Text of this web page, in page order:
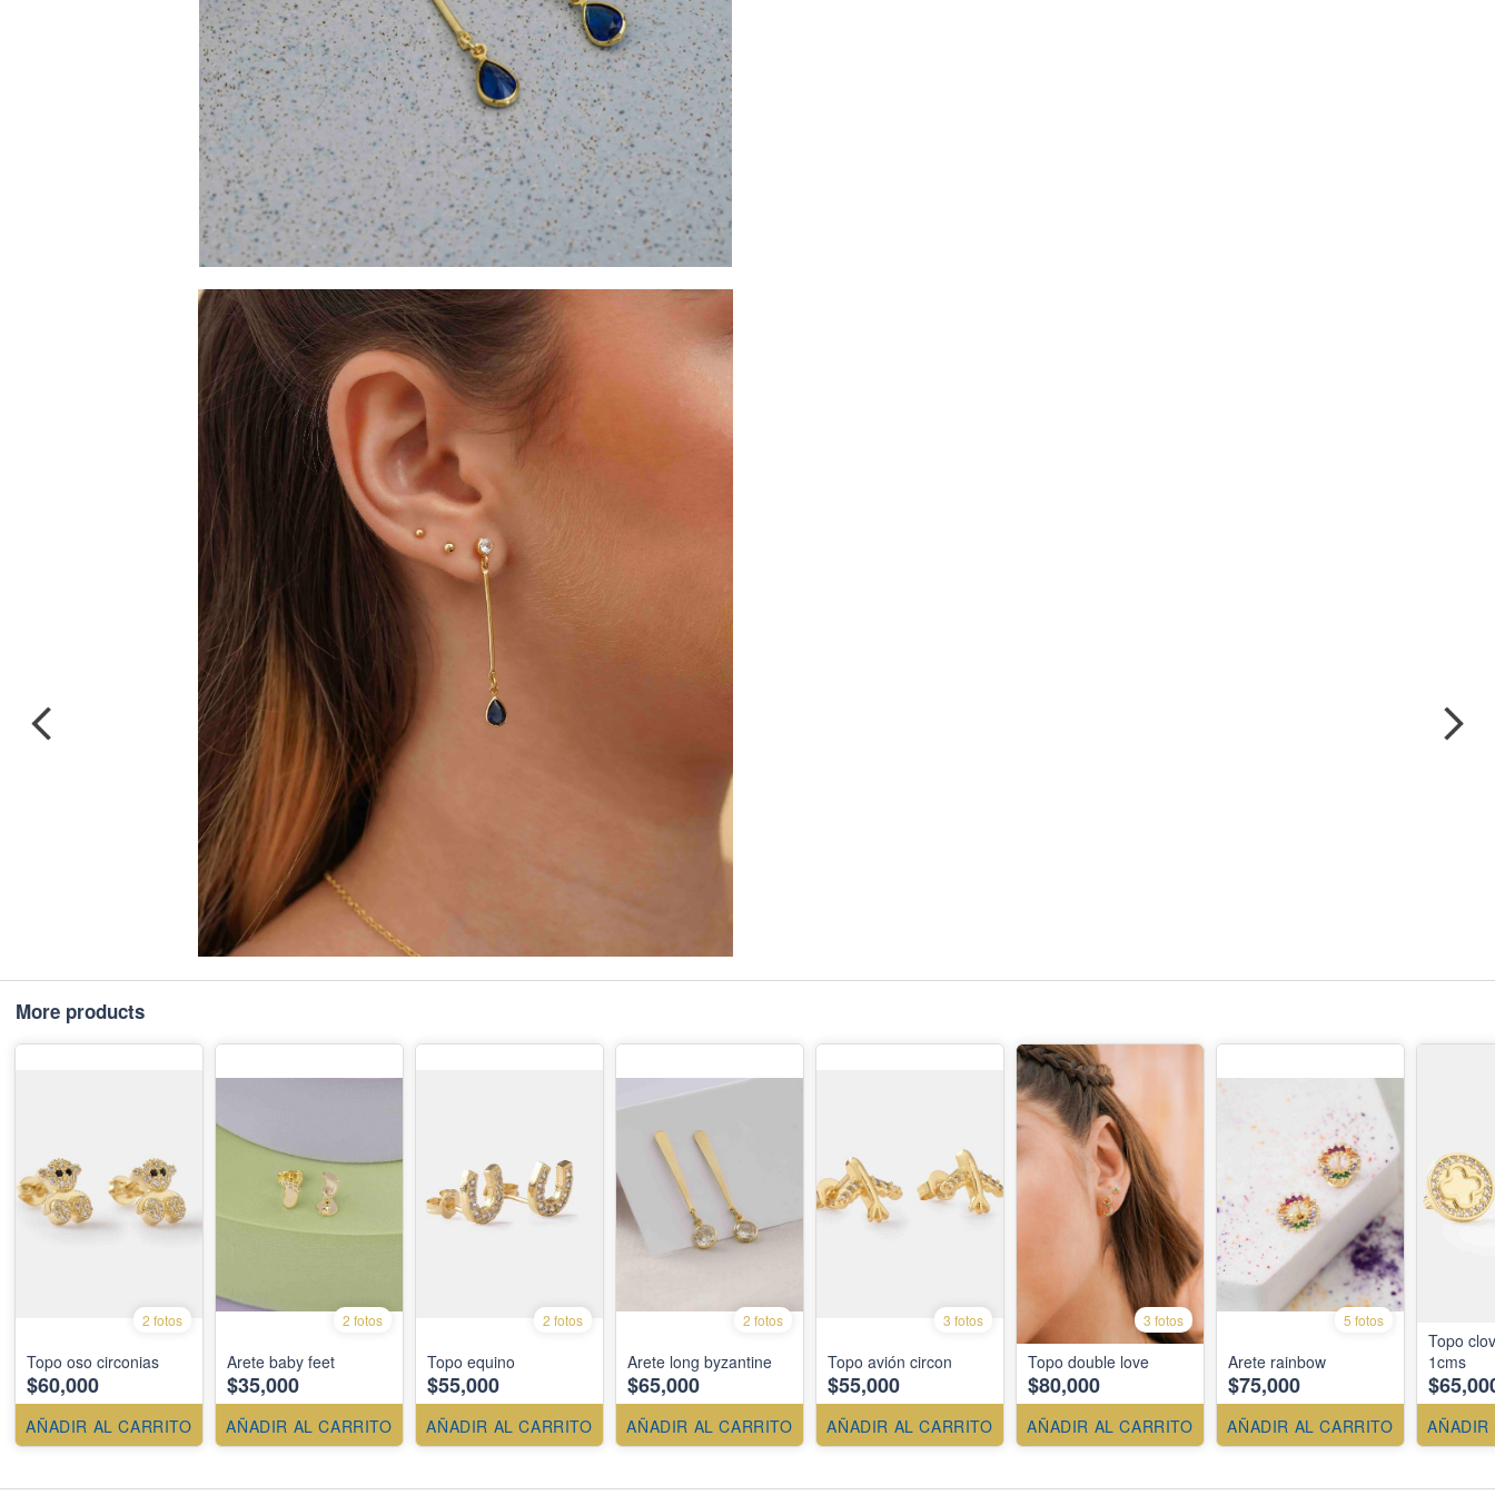
More products
2 fotos
Topo oso circonias
$60,000
AÑADIR AL CARRITO
2 fotos
Arete baby feet
$35,000
AÑADIR AL CARRITO
2 fotos
Topo equino
$55,000
AÑADIR AL CARRITO
2 fotos
Arete long byzantine
$65,000
AÑADIR AL CARRITO
3 fotos
Topo avión circon
$55,000
AÑADIR AL CARRITO
3 fotos
Topo double love
$80,000
AÑADIR AL CARRITO
5 fotos
Arete rainbow
$75,000
AÑADIR AL CARRITO
Topo
1cms
AÑADIR